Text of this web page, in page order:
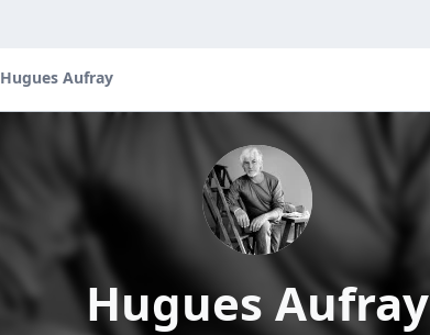
Hugues Aufray
Hugues Aufray